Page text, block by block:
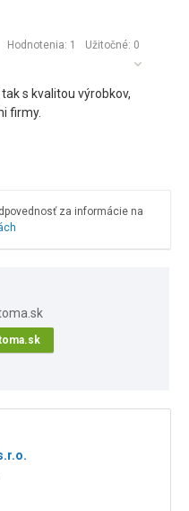
Hodnotenia: 1 Užitočné: 0
s kvalitou výrobkov,
firmy.
za informácie na